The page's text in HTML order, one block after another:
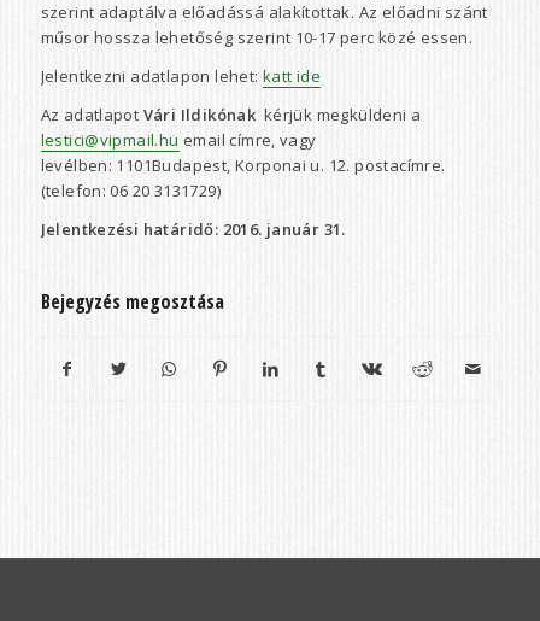
szerint adaptálva előadássá alakítottak. Az előadni szánt
műsor hossza lehetőség szerint 10-17 perc közé essen.
Jelentkezni adatlapon lehet: katt ide
Az adatlapot Vári Ildikónakkérjük megküldeni a
lestici@vipmail.hu email címre, vagy
levélben: 1101Budapest, Korponai u. 12. postacímre.
(telefon: 06 20 3131729)
Jelentkezési határidő: 2016. január 31.
Bejegyzés megosztása